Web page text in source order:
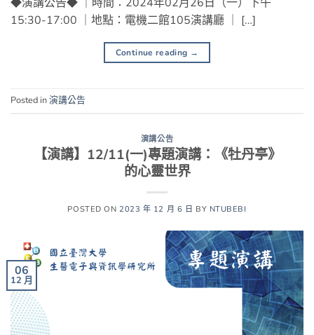
15:30-17:00 ｜地點：電機二館105演講廳 ｜ […]
Continue reading →
Posted in演講公告
演講公告
【演講】12/11(一)專題演講：《牡丹亭》
的心靈世界
POSTED ON 2023 年 12 月 6 日 BY NTUBEBI
06
12 月